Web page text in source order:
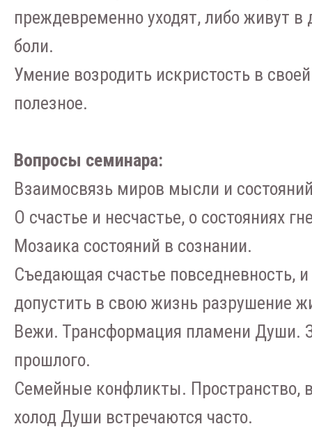
преждевременно уходят, либо живут
боли.
Умение возродить искристость в
полезное.
Вопросы семинара:
Взаимосвязь миров мысли и
О счастье и несчастье, о состояниях
Мозаика состояний в сознании.
Съедающая счастье повседневность,
допустить в свою жизнь разрушение
Вежи. Трансформация пламени Души.
прошлого.
Семейные конфликты. Пространство,
холод Души встречаются часто.